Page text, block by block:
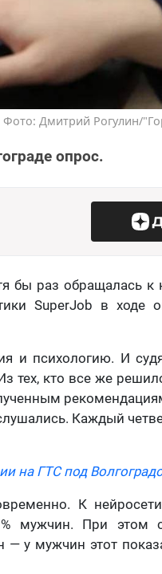
Фото: Дмитрий Рогулин/
опрос.
бы раз обращалась к
SuperJob в ходе
и психологию. И
тех, кто все же
Каждый
на ГТС под
К
мужчин. При этом
у мужчин этот